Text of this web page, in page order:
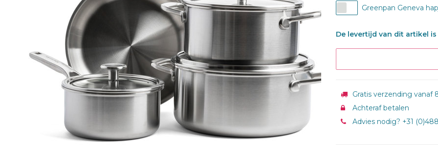
Greenpan Geneva
De levertijd van dit artikel is
Gratis verzending vanaf
Achteraf betalen
Advies nodig? +31